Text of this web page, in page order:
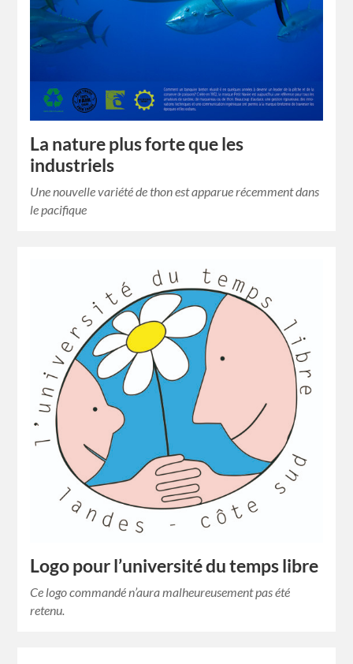
La nature plus forte que les
industriels
Une nouvelle variété de thon est apparue récemment dans
le pacifique
Logo pour l’université du temps libre
Ce logo commandé n’aura malheureusement pas été
retenu.